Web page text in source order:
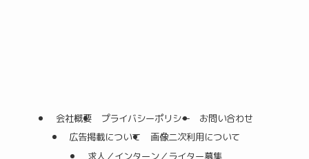
会社概要 プライバシーポリシー
お問い合わせ
広告掲載について
画像二次利用について
求人／インターン／ライター募集